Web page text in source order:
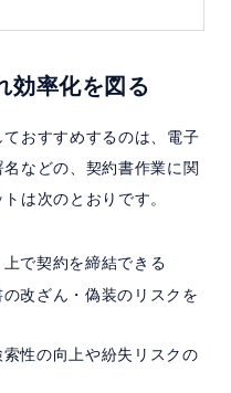
効率化を図る
おすすめするのは、電子
などの、契約書作業に関
は次のとおりです。
で契約を締結できる
改ざん・偽装のリスクを
性の向上や紛失リスクの